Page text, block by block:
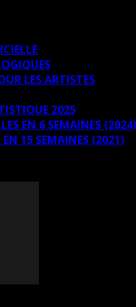
LES ARTISTES
2025
EN 6 SEMAINES (2024)
EN 15 SEMAINES (2021)